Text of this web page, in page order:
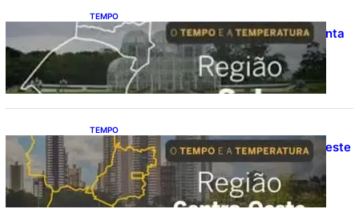
TEMPO
O TEMPO E A TEMPERATURA: frio aumenta
e chuva persiste em áreas do Sul nesta
segunda-feira (10)
TEMPO
O TEMPO E A TEMPERATURA: Centro-Oeste
segue com calor e baixa umidade na
segunda-feira (10)